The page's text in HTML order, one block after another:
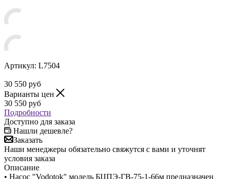
Артикул: L7504
30 550 руб
Варианты цен
30 550 руб
Подробности
Доступно для заказа
Нашли дешевле?
Заказать
Наши менеджеры обязательно свяжутся с вами и уточнят
условия заказа
Описание
• Насос "Vodotok" модель БЦПЭ-ГВ-75-1-66м предназначен